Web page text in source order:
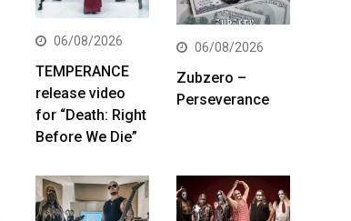
06/08/2026
TEMPERANCE
release video
for “Death: Right
Before We Die”
06/08/2026
Zubzero –
Perseverance